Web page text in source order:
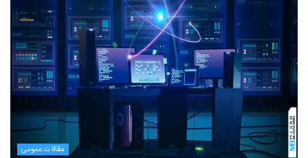
مقالات عمومی